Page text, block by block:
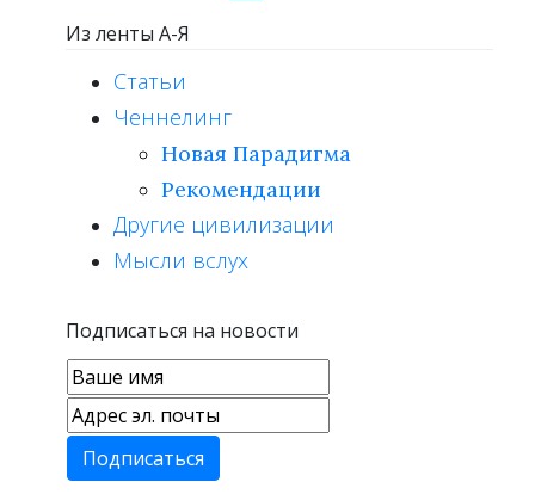
Из ленты А-Я
Статьи
Ченнелинг
Новая Парадигма
Рекомендации
Другие цивилизации
Мысли вслух
Подписаться на новости